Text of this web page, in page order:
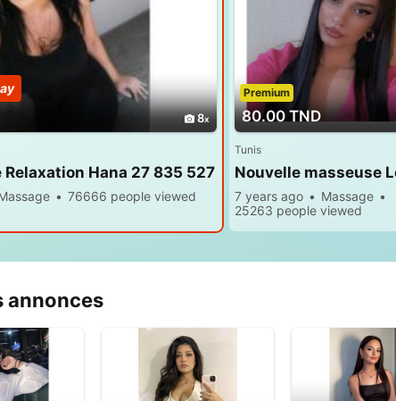
8
Relaxation Hana 27 835 527
76666 people viewed
80.00 TND
Premium
Tunis
7 years ago
Massage
25263 people viewed
annonces